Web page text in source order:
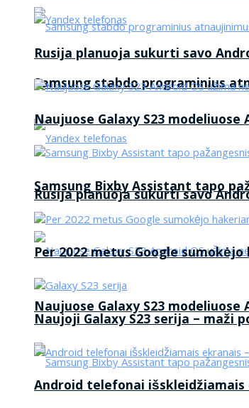
Samsung stabdo programinius
Rusija planuoja sukurti savo
Naujuose Galaxy S23
Rusija planuoja sukurti savo
Naujuose Galaxy S23
Samsung Bixby Assistant tapo
Per 2022 metus Google
Naujoji Galaxy S23 serija – maži
Android telefonai